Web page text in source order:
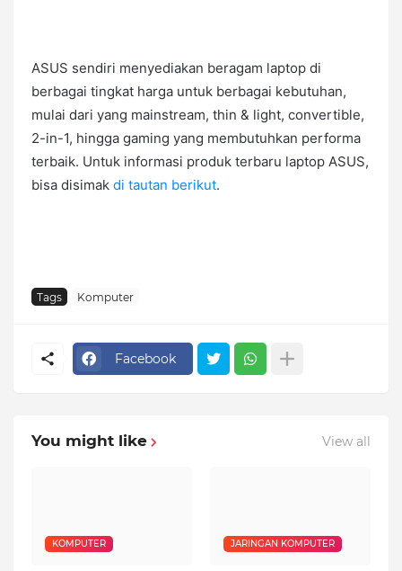
ASUS sendiri menyediakan beragam laptop di
berbagai tingkat harga untuk berbagai kebutuhan,
mulai dari yang mainstream, thin & light, convertible,
2-in-1, hingga gaming yang membutuhkan performa
terbaik. Untuk informasi produk terbaru laptop ASUS,
bisa disimak di tautan berikut.
Tags Komputer
Facebook
You might like View all
KOMPUTER JARINGAN KOMPUTER